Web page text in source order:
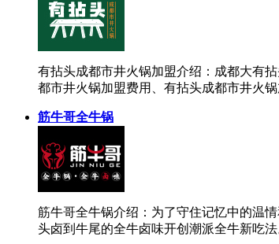
有拈头成都市井火锅加盟介绍：成都大有
都市井火锅加盟费用、有拈头成都市井火锅
筋牛哥全牛锅
筋牛哥全牛锅介绍：为了守住记忆中的温
头卤到牛尾的全牛卤味开创潮派全牛新吃法